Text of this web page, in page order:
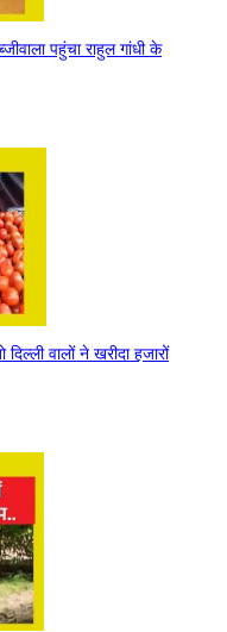
पहुंचा राहुल गांधी के
वालों ने खरीदा हजारों